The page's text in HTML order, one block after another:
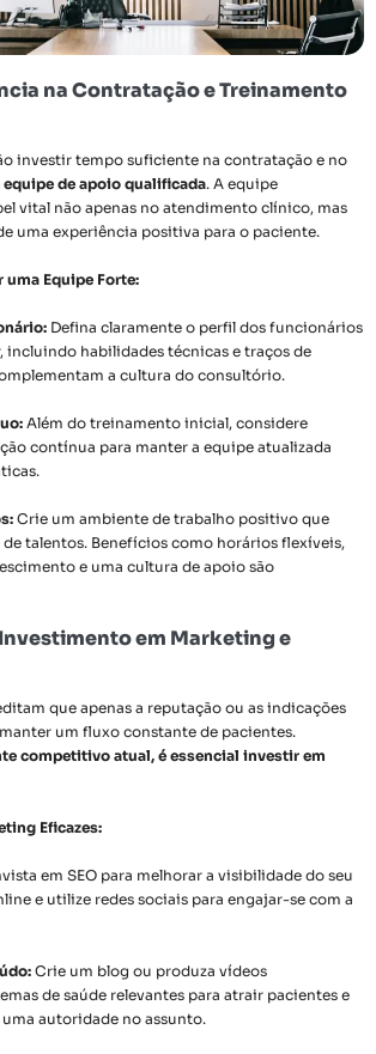
na Contratação e Treinamento
investir tempo suficiente na contratação e no
de apoio qualificada. A equipe
vital não apenas no atendimento clínico, mas
uma experiência positiva para o paciente.
Equipe Forte:
Defina claramente o perfil dos funcionários
incluindo habilidades técnicas e traços de
a cultura do consultório.
Além do treinamento inicial, considere
contínua para manter a equipe atualizada
Crie um ambiente de trabalho positivo que
talentos. Benefícios como horários flexíveis,
e uma cultura de apoio são
Investimento em Marketing e
que apenas a reputação ou as indicações
um fluxo constante de pacientes.
competitivo atual, é essencial investir em
Eficazes:
em SEO para melhorar a visibilidade do seu
e utilize redes sociais para engajar-se com a
Crie um blog ou produza vídeos
de saúde relevantes para atrair pacientes e
autoridade no assunto.